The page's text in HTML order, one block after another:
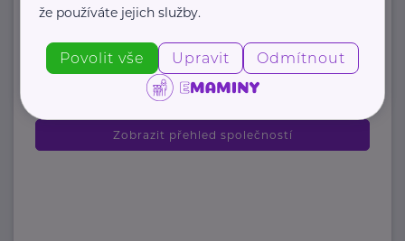
https://predcasnenarozenedeti.cz/
+420 774 561 207
petra@predcasnenarozenedeti.cz
Zobrazit přehled společností
že používáte jejich služby.
Povolit vše Upravit Odmítnout